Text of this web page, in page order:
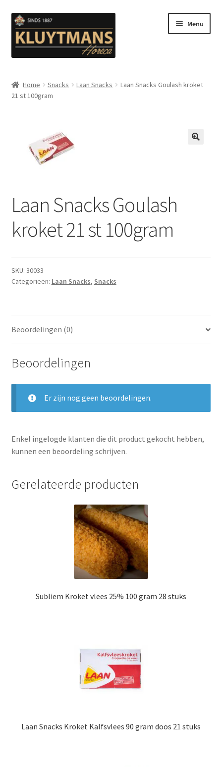
Ga
door
naar
navigatie
Ga
naar
de
inhoud
Menu
Kip en Gevogelte
Vetten
Koffie
Dranken
Frites
Non-food
Salades
Stoverijen
Maaltijden Diepvries
Home Snacks Laan Snacks
Laan Snacks Goulash kroket
21 st 100gram
Laan Snacks Goulash
kroket 21 st 100gram
SKU: 30033
Categorieën: Laan Snacks, Snacks
Beoordelingen (0)
Beoordelingen
Er zijn nog geen beoordelingen.
Enkel ingelogde klanten die dit product gekocht hebben,
kunnen een beoordeling schrijven.
Gerelateerde producten
Subliem Kroket vlees 25% 100 gram 28 stuks
Laan Snacks Kroket Kalfsvlees 90 gram doos 21 stuks